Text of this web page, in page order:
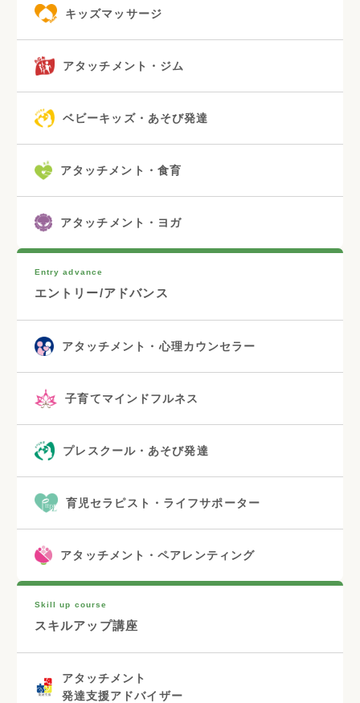
キッズマッサージ
アタッチメント・ジム
ベビーキッズ・あそび発達
アタッチメント・食育
アタッチメント・ヨガ
Entry advance
エントリー/アドバンス
アタッチメント・心理カウンセラー
子育てマインドフルネス
プレスクール・あそび発達
育児セラピスト・ライフサポーター
アタッチメント・ペアレンティング
Skill up course
スキルアップ講座
アタッチメント
発達支援アドバイザー